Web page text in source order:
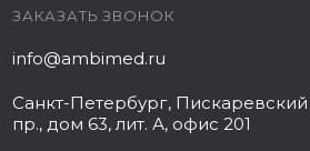
ЗАКАЗАТЬ ЗВОНОК
info@ambimed.ru
Санкт-Петербург, Пискаревский
пр., дом 63, лит. А, офис 201